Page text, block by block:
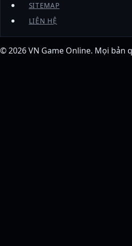
SITEMAP
LIÊN HỆ
© 2026VN Game Online. Mọi bản